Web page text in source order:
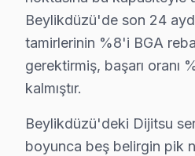
Dijitsu TV Teknik Profil
Dijitsu televizyon ünitesi
Dijitsu panel'lerde En Sık
Dijitsu servisimizde en
Dijitsu Servis Yaklaşımımız
Dijitsu'nun pratik
Beylikdüzü'de son 24
tamirlerinin %8'i BGA
gerektirmiş, başarı oranı
kalmıştır.
Beylikdüzü'deki Dijitsu
boyunca beş belirgin pik